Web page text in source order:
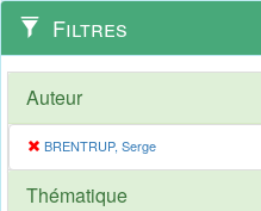
Filtres
Auteur
BRENTRUP, Serge
Thématique